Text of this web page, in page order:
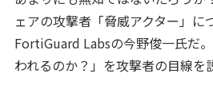
ェアの攻撃者「脅威アクター」に
FortiGuard Labsの今野俊一氏だ
われるのか？」を攻撃者の目線を